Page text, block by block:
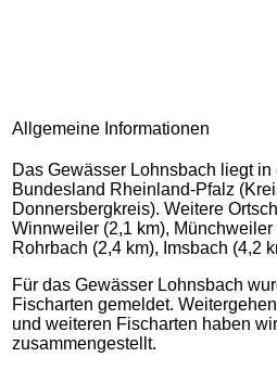
Allgemeine Informationen
Das Gewässer Lohnsbach liegt
Bundesland Rheinland-Pfalz
Donnersbergkreis). Weitere
Winnweiler (2,1 km), Münchweiler
Rohrbach (2,4 km), Imsbach (4,2
Für das Gewässer Lohnsbach
Fischarten gemeldet.
und weiteren Fischarten haben
zusammengestellt.